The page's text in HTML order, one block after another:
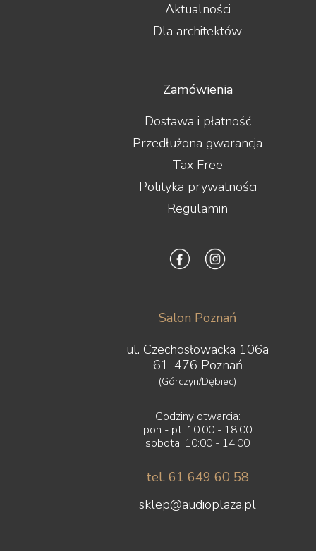
Aktualności
Dla architektów
Zamówienia
Dostawa i płatność
Przedłużona gwarancja
Tax Free
Polityka prywatności
Regulamin
Salon Poznań
ul. Czechosłowacka 106a
61-476 Poznań
(Górczyn/Dębiec)
Godziny otwarcia:
pon - pt: 10:00 - 18:00
sobota: 10:00 - 14:00
tel. 61 649 60 58
sklep@audioplaza.pl